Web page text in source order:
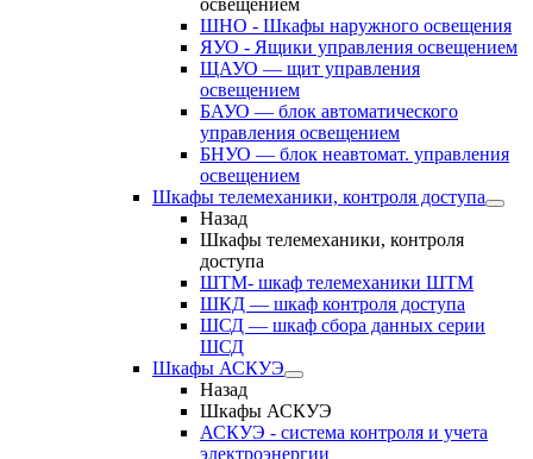
освещением
ШНО - Шкафы наружного освещения
ЯУО - Ящики управления освещением
ЩАУО — щит управления
освещением
БАУО — блок автоматического
управления освещением
БНУО — блок неавтомат. управления
освещением
Шкафы телемеханики, контроля доступа
Назад
Шкафы телемеханики, контроля
доступа
ШТМ- шкаф телемеханики ШТМ
ШКД — шкаф контроля доступа
ШСД — шкаф сбора данных серии
ШСД
Шкафы АСКУЭ
Назад
Шкафы АСКУЭ
АСКУЭ - система контроля и учета
электроэнергии